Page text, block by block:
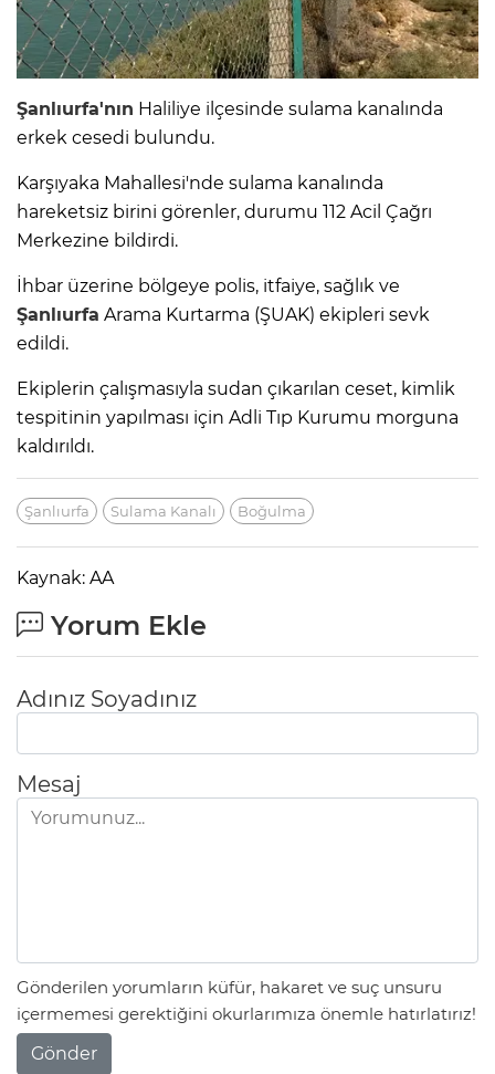
Şanlıurfa'nın Haliliye ilçesinde sulama kanalında
erkek cesedi bulundu.
Karşıyaka Mahallesi'nde sulama kanalında
hareketsiz birini görenler, durumu 112 Acil Çağrı
Merkezine bildirdi.
İhbar üzerine bölgeye polis, itfaiye, sağlık ve
Şanlıurfa Arama Kurtarma (ŞUAK) ekipleri sevk
edildi.
Ekiplerin çalışmasıyla sudan çıkarılan ceset, kimlik
tespitinin yapılması için Adli Tıp Kurumu morguna
kaldırıldı.
Şanlıurfa Sulama Kanalı Boğulma
Kaynak: AA
Yorum Ekle
Adınız Soyadınız
Mesaj
Gönderilen yorumların küfür, hakaret ve suç unsuru
içermemesi gerektiğini okurlarımıza önemle hatırlatırız!
Gönder